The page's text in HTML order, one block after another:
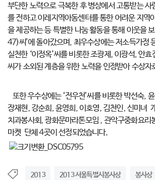
부단한 노력으로 극복한 후 병상에서 고통받는 사
를 전하고 이레지역아동센터를 통한 어려운 지역
을 제공하는 등 특별한 나눔 활동을 통해 이웃을
47)씨’에 돌아갔으며, 최우수상에는 저소득가정
실천한 ‘이정옥’씨를 비롯한 조광제, 이광석, 안
씨가 소외된 계층을 위한 노력을 인정받아 수상자
또한 우수상에는 ‘전우천’씨를 비롯한 박선숙,
장재현, 강순희, 윤영희, 이호영, 김천인, 신미녀
치과봉사회, 광화문마라톤모임 , 관악구중화요
마켓 단체 4곳이 선정되었습니다.
2013 2013 서울특별시봉사상 봉사상